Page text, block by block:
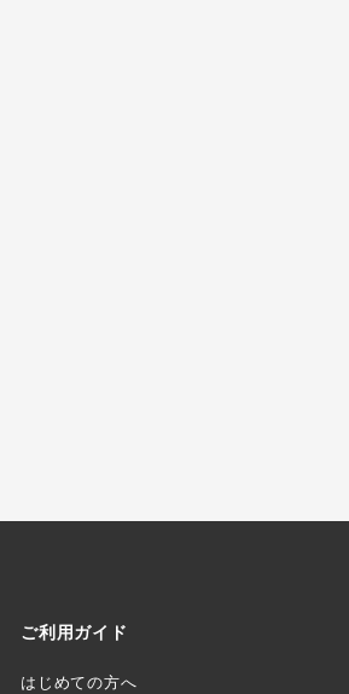
ご利用ガイド
はじめての方へ